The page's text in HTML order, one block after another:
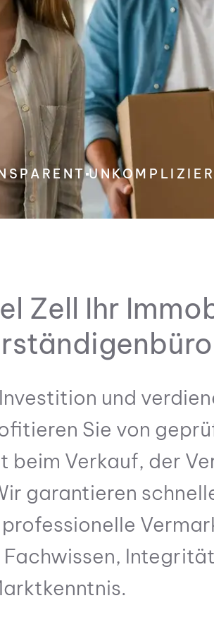
Zell Ihr
und
Sie von
beim Verkauf, der
garantieren